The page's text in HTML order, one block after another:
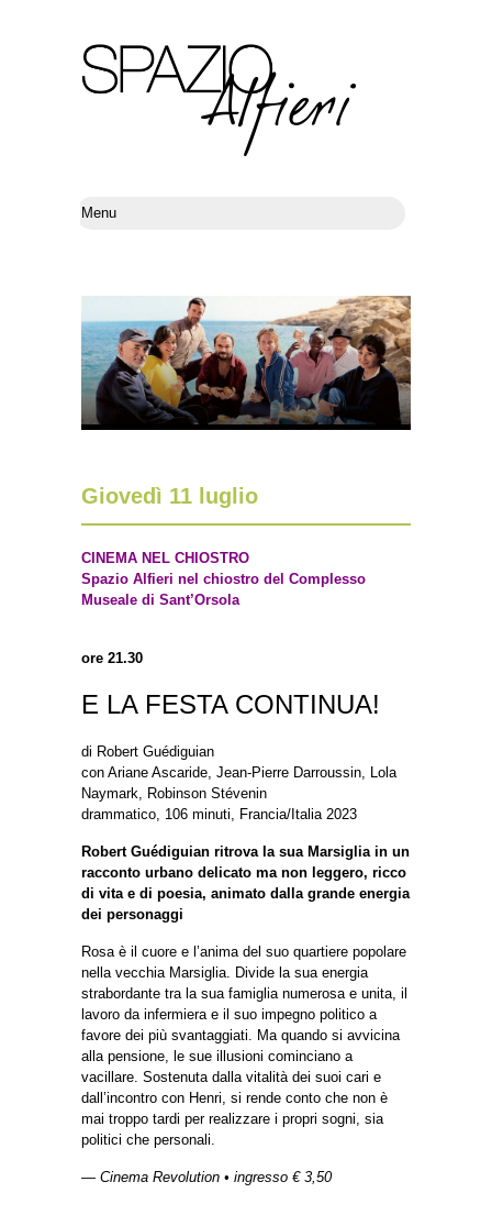
Giovedì 11 luglio
CINEMA NEL CHIOSTRO
Spazio Alfieri nel chiostro del Complesso
Museale di Sant’Orsola
ore 21.30
E LA FESTA CONTINUA!
di Robert Guédiguian
con Ariane Ascaride, Jean-Pierre Darroussin, Lola
Naymark, Robinson Stévenin
drammatico, 106 minuti, Francia/Italia 2023
Robert Guédiguian ritrova la sua Marsiglia in un
racconto urbano delicato ma non leggero, ricco
di vita e di poesia, animato dalla grande energia
dei personaggi
Rosa è il cuore e l’anima del suo quartiere popolare
nella vecchia Marsiglia. Divide la sua energia
strabordante tra la sua famiglia numerosa e unita, il
lavoro da infermiera e il suo impegno politico a
favore dei più svantaggiati. Ma quando si avvicina
alla pensione, le sue illusioni cominciano a
vacillare. Sostenuta dalla vitalità dei suoi cari e
dall’incontro con Henri, si rende conto che non è
mai troppo tardi per realizzare i propri sogni, sia
politici che personali.
— Cinema Revolution • ingresso € 3,50